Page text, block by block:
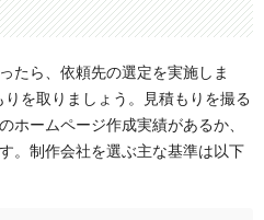
たら、依頼先の選定を実施しま
を取りましょう。見積もりを撮る
ホームページ作成実績があるか、
。制作会社を選ぶ主な基準は以下